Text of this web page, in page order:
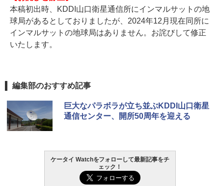
本稿初出時、KDDI山口衛星通信所にインマルサットの地
球局があるとしておりましたが、2024年12月現在同所に
インマルサットの地球局はありません。お詫びして修正
いたします。
編集部のおすすめ記事
巨大なパラボラが立ち並ぶKDDI山口衛星
通信センター、開所50周年を迎える
ケータイ Watchをフォローして最新記事をチ
ェック！